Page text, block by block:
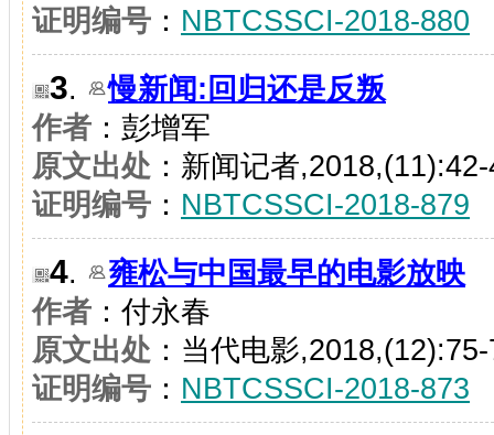
证明编号 ： NBTCSSCI-2018-880
3.
慢新闻:回归还是反叛
作者 ：彭增军
原文出处 ：新闻记者
证明编号 ： NBTCSSCI-2018-879
4.
雍松与中国最早的电影放映
作者 ：付永春
原文出处 ：当代电影
证明编号 ： NBTCSSCI-2018-873